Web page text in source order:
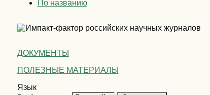
По названию
ДОКУМЕНТЫ
ПОЛЕЗНЫЕ МАТЕРИАЛЫ
Язык